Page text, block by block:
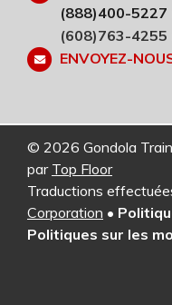
(888)400-
(608)763-4255
ENVOYEZ-
© 2026 Gondola
par Top Floor
Traductions
Corporation •
Politiques sur les